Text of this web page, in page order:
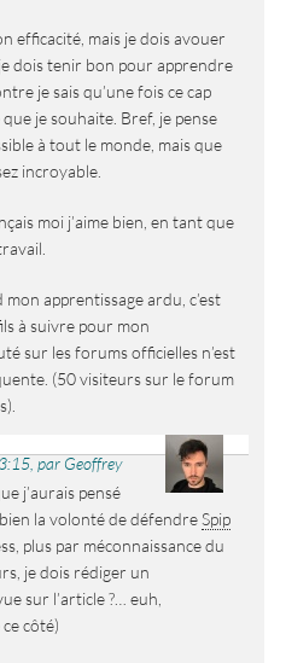
efficacité, mais je dois avouer
dois tenir bon pour apprendre
je sais qu’une fois ce cap
je souhaite. Bref, je pense
à tout le monde, mais que
incroyable.
moi j’aime bien, en tant que
apprentissage ardu, c’est
à suivre pour mon
sur les forums officielles n’est
(50 visiteurs sur le forum
par Geoffrey
j’aurais pensé
la volonté de défendreSpip
plus par méconnaissance du
je dois rédiger un
sur l’article ?… euh,
côté)